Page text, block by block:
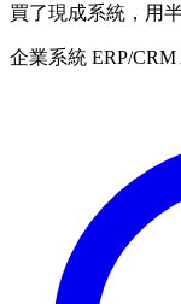
買了現成系統，用
企業系統 ERP/CRM